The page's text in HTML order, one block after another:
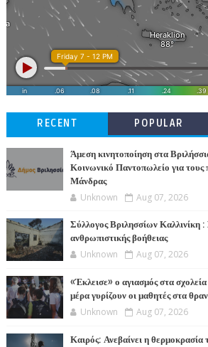
RECENT POPULAR
Άμεση κινητοποίηση στα
Κοινωνικό Παντοπωλείο για τους
Μάνδρας
Unknown Aug 07, 2026
Σύλλογος Βριλησσίων Καλλινίκη
ανθρωπιστικής βοήθειας
Unknown Aug 07, 2026
«Έκλεισε» ο αγιασμός στα
μέρα γυρίζουν οι μαθητές στα
Unknown Aug 07, 2026
Καιρός: Ανεβαίνει η